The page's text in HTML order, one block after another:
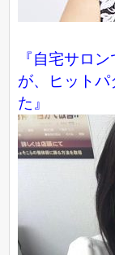
『自宅サロ
が、ヒットパ
た』